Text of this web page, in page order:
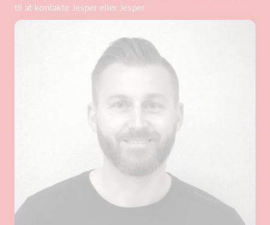
til at kontakte Jesper eller Jesper